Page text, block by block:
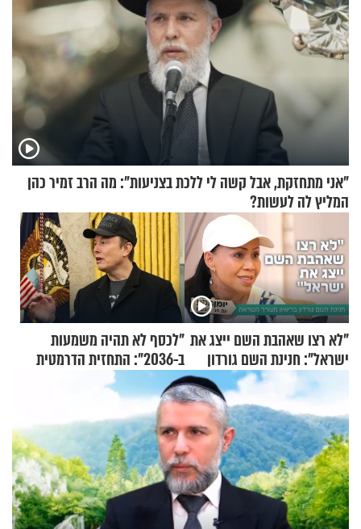
"אני מתחזקת, אבל קשה לי ללכת בצניעות": מה הרב זמיר כהן
המליץ לה לעשות?
"לא רצו שאהבת השם ייצג את
ישראל": חנינת השם גורדון
בריאיון מעורר השראה
"לכסף לא תהיה משמעות
ב-2036": התחזית הדרמטית
של אילון מאסק על עתיד
הכלכלה